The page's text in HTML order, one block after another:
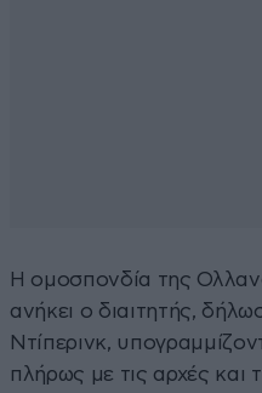
Η ομοσπονδία της
ανήκει ο διαιτητής,
Ντίπερινκ,
πλήρως με τις αρχές και